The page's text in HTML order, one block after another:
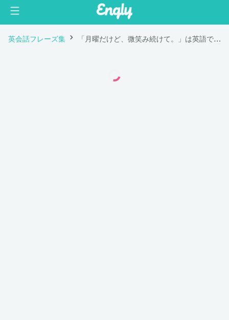
英会話フレーズ集 「月曜だけど、微笑み続けて。」は英語で "It's Monday but keep smiling."